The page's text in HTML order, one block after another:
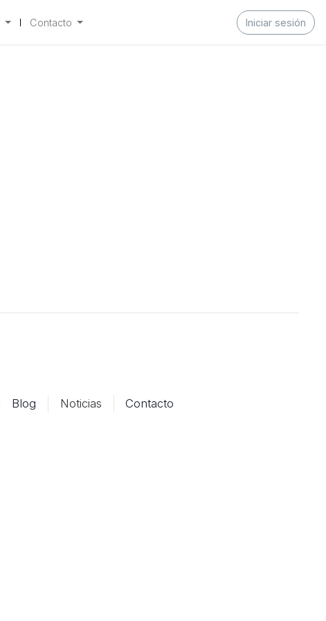
Contacto Iniciar sesión
Blog Noticias Contacto